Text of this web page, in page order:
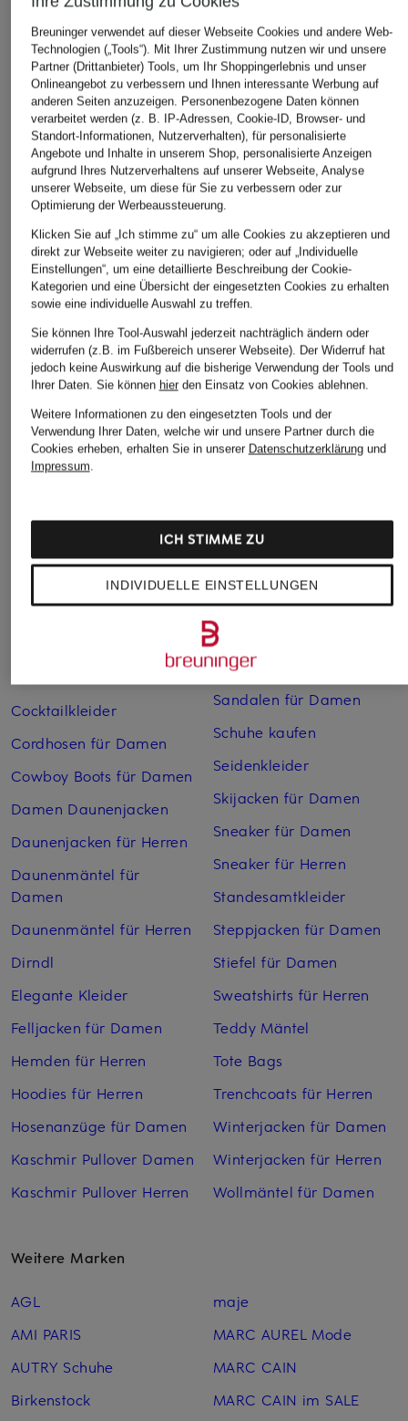
+Aktionsrabatt
TOMMY HILFIGER
Piqué-Poloshirt
69,99 €
Bestpreis:59,49 €
Ursprünglich:99,90 €
SANDRO
T-Shirt aus Leinen
115 €
NOWADAYS
Strick-Poloshirt
79,95 €
Abendkleider
Anzüge für Herren
Braune Stiefel für Damen
Cabanjacken für Damen
Cocktailkleider
Cordhosen für Damen
Cowboy Boots für Damen
Damen Daunenjacken
Daunenjacken für Herren
Daunenmäntel für
Damen
Daunenmäntel für Herren
Dirndl
Elegante Kleider
Felljacken für Damen
Hemden für Herren
Hoodies für Herren
Hosenanzüge für Damen
Kaschmir Pullover Damen
Kaschmir Pullover Herren
Kleider
Mäntel für Damen
Parkas für Herren
Pullover für Damen
Rollkragenpullover für
Herren
Sandalen für Damen
Schuhe kaufen
Seidenkleider
Skijacken für Damen
Sneaker für Damen
Sneaker für Herren
Standesamtkleider
Steppjacken für Damen
Stiefel für Damen
Sweatshirts für Herren
Teddy Mäntel
Tote Bags
Trenchcoats für Herren
Winterjacken für Damen
Winterjacken für Herren
Wollmäntel für Damen
Weitere Marken
AGL
AMI PARIS
AUTRY Schuhe
Birkenstock
maje
MARC AUREL Mode
MARC CAIN
MARC CAIN im SALE
Breuninger verwendet auf dieser Webseite Cookies und andere Web-
Technologien („Tools“). Mit Ihrer Zustimmung nutzen wir und unsere
Partner (Drittanbieter) Tools, um Ihr Shoppingerlebnis und unser
Onlineangebot zu verbessern und Ihnen interessante Werbung auf
anderen Seiten anzuzeigen. Personenbezogene Daten können
verarbeitet werden (z. B. IP-Adressen, Cookie-ID, Browser- und
Standort-Informationen, Nutzerverhalten), für personalisierte
Angebote und Inhalte in unserem Shop, personalisierte Anzeigen
aufgrund Ihres Nutzerverhaltens auf unserer Webseite, Analyse
unserer Webseite, um diese für Sie zu verbessern oder zur
Optimierung der Werbeaussteuerung.
Klicken Sie auf „Ich stimme zu“ um alle Cookies zu akzeptieren und
direkt zur Webseite weiter zu navigieren; oder auf „Individuelle
Einstellungen“, um eine detaillierte Beschreibung der Cookie-
Kategorien und eine Übersicht der eingesetzten Cookies zu erhalten
sowie eine individuelle Auswahl zu treffen.
Sie können Ihre Tool-Auswahl jederzeit nachträglich ändern oder
widerrufen (z.B. im Fußbereich unserer Webseite). Der Widerruf hat
jedoch keine Auswirkung auf die bisherige Verwendung der Tools und
Ihrer Daten. Sie können hierden Einsatz von Cookies ablehnen.
Weitere Informationen zu den eingesetzten Tools und der
Verwendung Ihrer Daten, welche wir und unsere Partner durch die
Cookies erheben, erhalten Sie in unserer Datenschutzerklärungund
Impressum.
INDIVIDUELLE EINSTELLUNGEN
ICH STIMME ZU